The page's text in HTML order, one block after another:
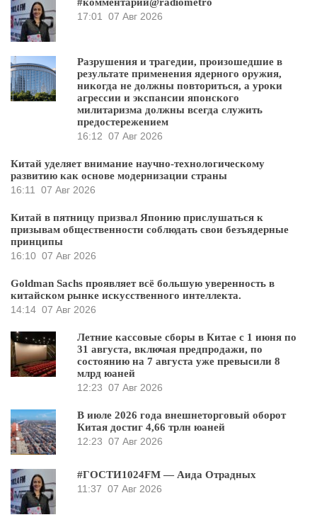
17:01
07 Авг 2026
Разрушения и трагедии, произошедшие в
результате применения ядерного оружия,
никогда не должны повториться, а уроки
агрессии и экспансии японского
милитаризма должны всегда служить
предостережением
16:12 07 Авг 2026
Китай уделяет внимание научно-технологическому
развитию как основе модернизации страны
16:11
07 Авг 2026
Китай в пятницу призвал Японию прислушаться к
призывам общественности соблюдать свои безъядерные
принципы
16:10 07 Авг 2026
Goldman Sachs проявляет всё большую уверенность в
китайском рынке искусственного интеллекта.
14:14 07 Авг 2026
Летние кассовые сборы в Китае с 1 июня по
31 августа, включая предпродажи, по
состоянию на 7 августа уже превысили 8
млрд юаней
12:23 07 Авг 2026
В июле 2026 года внешнеторговый оборот
Китая достиг 4,66 трлн юаней
12:23 07 Авг 2026
#ГОСТИ1024FM — Аида Отрадных
11:37 07 Авг 2026